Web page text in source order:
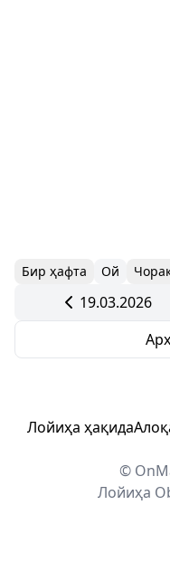
Бир ҳафта Ой
19.03.2026
Лойиҳа ҳақида
©
Лойиҳа